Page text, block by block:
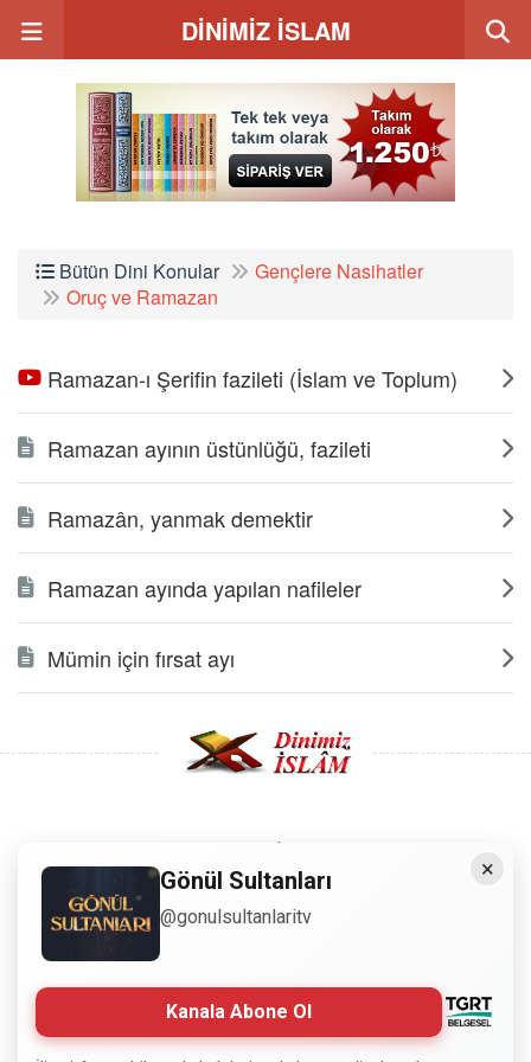
DİNİMİZ İSLAM
Bütün Dini Konular
Gençlere Nasihatler
Oruç ve Ramazan
Ramazan-ı Şerifin fazileti (İslam ve Toplum)
Ramazan ayının üstünlüğü, fazileti
Ramazân, yanmak demektir
Ramazan ayında yapılan nafileler
Mümin için fırsat ayı
Copyright © 2008 - Dinimiz İslam. Her Hakkı Saklıdır.
Sitemizdeki bilgiler, bütün insanların istifadesi için
hazırlanmıştır. Orijinaline sadık kalmak şartıyla, izin
almaya gerek kalmadan, herkes istediği gibi alıp istifade
edebilir.
Normal Siteyi Göster
×
Gönül Sultanları
@gonulsultanlaritv
Kanala Abone Ol